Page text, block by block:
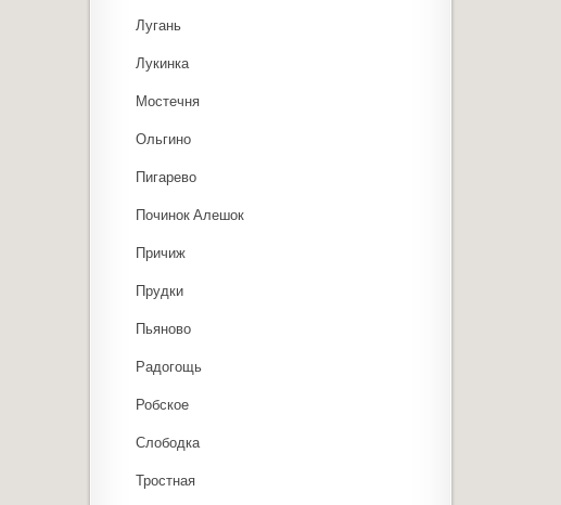
Лугань
Лукинка
Мостечня
Ольгино
Пигарево
Починок Алешок
Причиж
Прудки
Пьяново
Радогощь
Робское
Слободка
Тростная